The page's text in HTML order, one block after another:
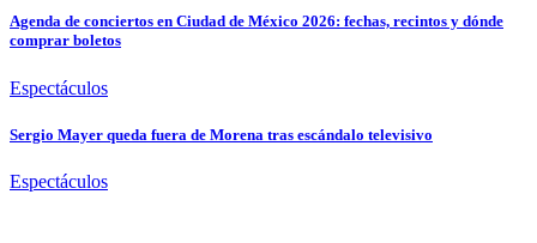
Agenda de conciertos en Ciudad de México 2026: fechas, recintos y dónde
comprar boletos
Espectáculos
Sergio Mayer queda fuera de Morena tras escándalo televisivo
Espectáculos